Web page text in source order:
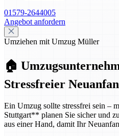
01579-2644005
Angebot anfordern
Umziehen mit Umzug Müller
🏠
Stressfreier
Ein Umzug sollte stressfrei sein –
Stuttgart** planen Sie sicher und
aus einer Hand, damit Ihr